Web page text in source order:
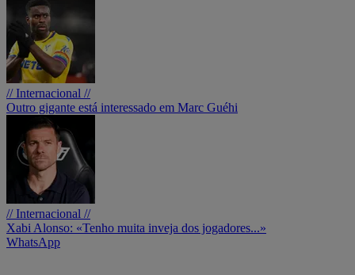
// Internacional //
Outro gigante está interessado em Marc Guéhi
// Internacional //
Xabi Alonso: «Tenho muita inveja dos jogadores...»
WhatsApp